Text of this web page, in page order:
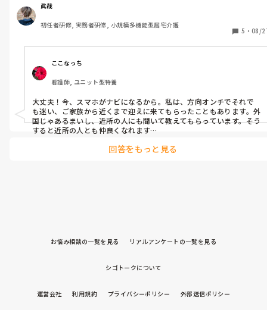
眞哉
初任者研修, 実務者研修, 小規模多機能型居宅介護
5 ・ 08/
ここなっち
看護師, ユニット型特養
大丈夫！今、スマホがナビになるから。私は、方向オンチでそれで
も迷い、ご家族から近くまで迎えに来てもらったこともあります。外
国じゃあるまいし、近所の人にも聞いて教えてもらっています。そう
すると近所の人とも仲良くなれます
回答をもっと見る
お悩み相談の一覧を見る リアルアンケートの一覧を見る
シゴトークについて
運営会社 利用規約 プライバシーポリシー 外部送信ポリシー